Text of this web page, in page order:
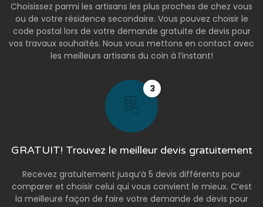
Choisissez parmi les artisans les plus proches de chez vous
ou de votre résidence secondaire. Vous pouvez choisir le
code postal lors de votre demande gratuite de devis pour
vos travaux souhaités. Nous vous mettons en contact avec
les meilleurs artisans du coin à l’instant!
3
GRATUIT! Trouvez le meilleur devis gratuitement
Recevez gratuitement jusqu’à 5 devis différents pour
comparer et choisir celui qui vous convient le mieux. C’est
la meilleure façon de faire votre demande de devis pour